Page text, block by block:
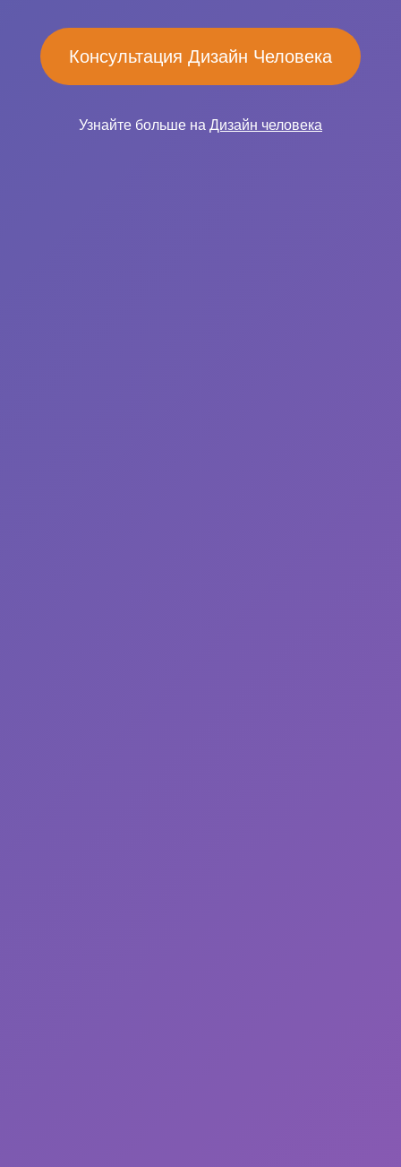
Консультация Дизайн Человека
Узнайте больше на Дизайн человека